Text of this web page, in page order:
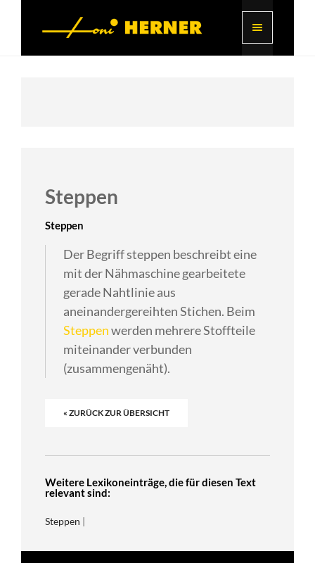
Steppen
Steppen
Der Begriff steppen beschreibt eine
mit der Nähmaschine gearbeitete
gerade Nahtlinie aus
aneinandergereihten Stichen. Beim
Steppenwerden mehrere Stoffteile
miteinander verbunden
(zusammengenäht).
« ZURÜCK ZUR ÜBERSICHT
Weitere Lexikoneinträge, die für diesen Text
relevant sind:
Steppen |